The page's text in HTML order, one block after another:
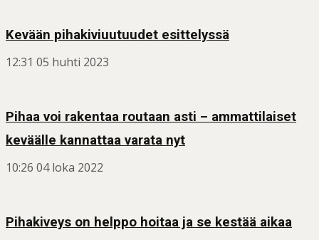
Kevään pihakiviuutuudet esittelyssä
12:31 05 huhti 2023
Pihaa voi rakentaa routaan asti – ammattilaiset
keväälle kannattaa varata nyt
10:26 04 loka 2022
Pihakiveys on helppo hoitaa ja se kestää aikaa